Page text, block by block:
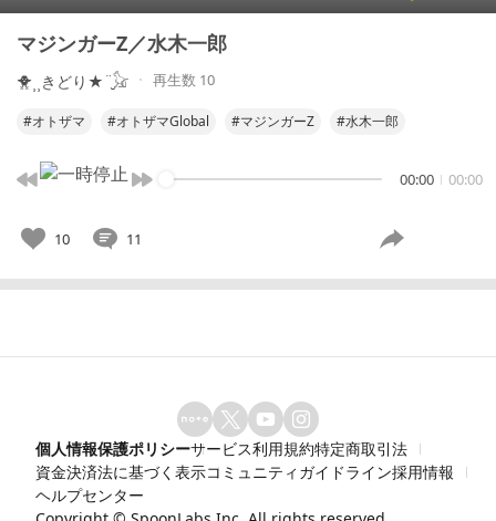
マジンガーZ／水木一郎
🐥⸒⸒きどり★¨̮𓃠 再生数 10
#オトザマ #オトザマGlobal #マジンガーZ #水木一郎
00:00 00:00
10 11
個人情報保護ポリシーサービス利用規約特定商取引法
資金決済法に基づく表示コミュニティガイドライン採用情報
ヘルプセンター